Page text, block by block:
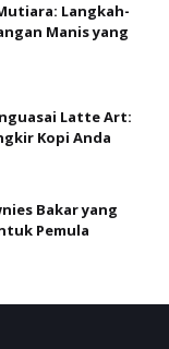
Langkah-
Manis yang
Latte Art:
Kopi Anda
Bakar yang
Pemula